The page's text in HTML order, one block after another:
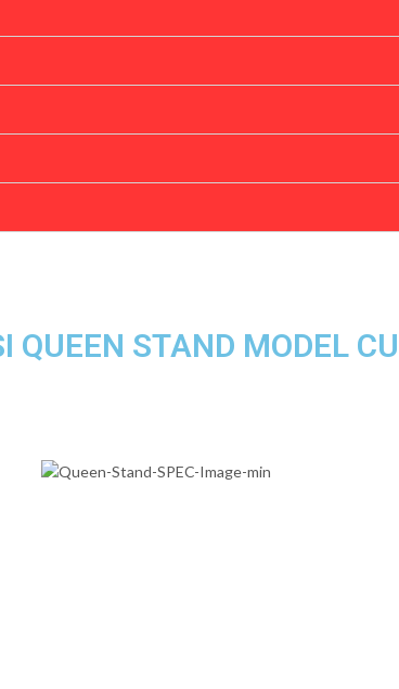
QUEEN STAND MODEL